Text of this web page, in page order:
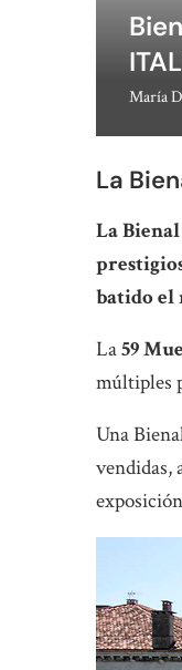
María
La
La
batido el
La59
múltiples
Una
vendidas,